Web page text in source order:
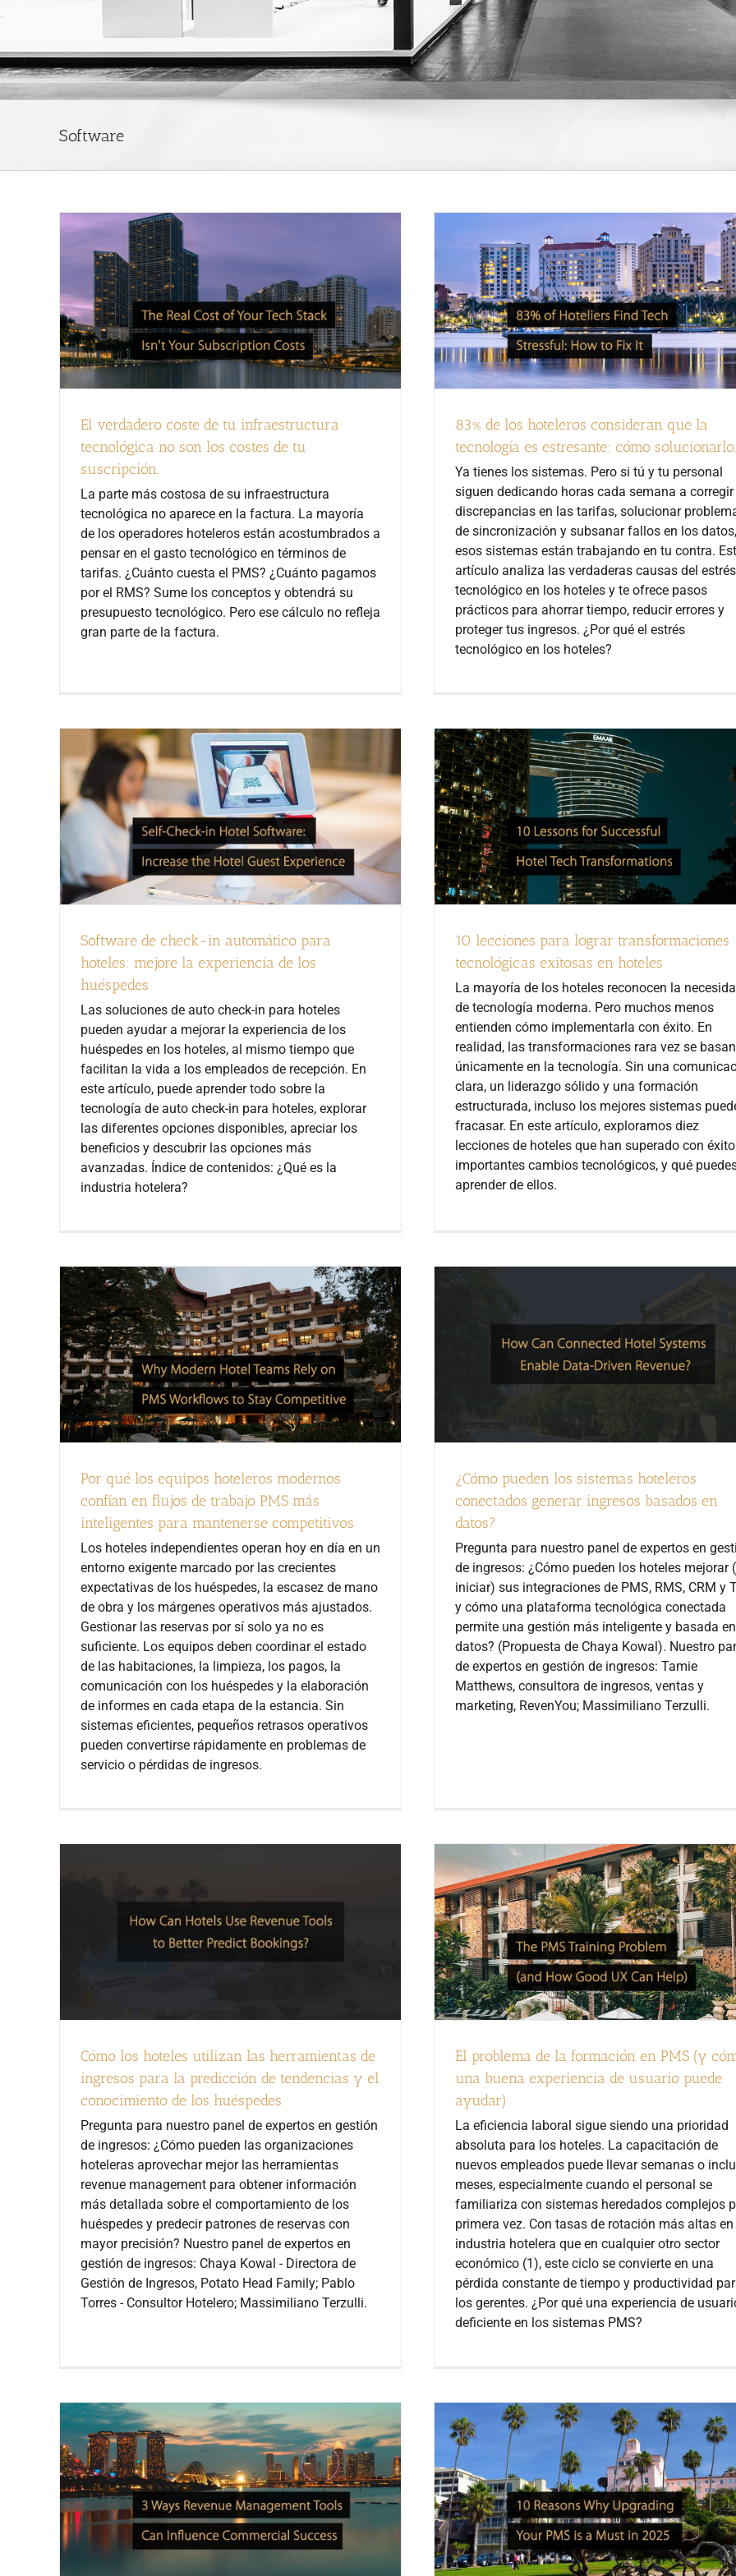
Software
El verdadero coste de tu infraestructura
tecnológica no son los costes de tu
suscripción.
La parte más costosa de su infraestructura
tecnológica no aparece en la factura. La mayoría
de los operadores hoteleros están acostumbrados a
pensar en el gasto tecnológico en términos de
tarifas. ¿Cuánto cuesta el PMS? ¿Cuánto pagamos
por el RMS? Sume los conceptos y obtendrá su
presupuesto tecnológico. Pero ese cálculo no refleja
gran parte de la factura.
83% de los hoteleros consideran que la
tecnología es estresante: cómo solucionarlo.
Ya tienes los sistemas. Pero si tú y tu personal
siguen dedicando horas cada semana a corregir
discrepancias en las tarifas, solucionar
de sincronización y subsanar fallos en los datos,
esos sistemas están trabajando en tu contra.
artículo analiza las verdaderas causas del estrés
tecnológico en los hoteles y te ofrece pasos
prácticos para ahorrar tiempo, reducir errores y
proteger tus ingresos. ¿Por qué el estrés
tecnológico en los hoteles?
Software de check-in automático para
hoteles: mejore la experiencia de los
huéspedes
Las soluciones de auto check-in para hoteles
pueden ayudar a mejorar la experiencia de los
huéspedes en los hoteles, al mismo tiempo que
facilitan la vida a los empleados de recepción. En
este artículo, puede aprender todo sobre la
tecnología de auto check-in para hoteles, explorar
las diferentes opciones disponibles, apreciar los
beneficios y descubrir las opciones más
avanzadas. Índice de contenidos: ¿Qué es la
industria hotelera?
10 lecciones para lograr transformaciones
tecnológicas exitosas en hoteles
La mayoría de los hoteles reconocen la
de tecnología moderna. Pero muchos menos
entienden cómo implementarla con éxito. En
realidad, las transformaciones rara vez se basan
únicamente en la tecnología. Sin una
clara, un liderazgo sólido y una formación
estructurada, incluso los mejores sistemas
fracasar. En este artículo, exploramos diez
lecciones de hoteles que han superado con éxito
importantes cambios tecnológicos, y qué
aprender de ellos.
Por qué los equipos hoteleros modernos
confían en flujos de trabajo PMS más
inteligentes para mantenerse competitivos
Los hoteles independientes operan hoy en día en un
entorno exigente marcado por las crecientes
expectativas de los huéspedes, la escasez de mano
de obra y los márgenes operativos más ajustados.
Gestionar las reservas por sí solo ya no es
suficiente. Los equipos deben coordinar el estado
de las habitaciones, la limpieza, los pagos, la
comunicación con los huéspedes y la elaboración
de informes en cada etapa de la estancia. Sin
sistemas eficientes, pequeños retrasos operativos
pueden convertirse rápidamente en problemas de
servicio o pérdidas de ingresos.
¿Cómo pueden los sistemas hoteleros
conectados generar ingresos basados en
datos?
Pregunta para nuestro panel de expertos en
de ingresos: ¿Cómo pueden los hoteles mejorar
iniciar) sus integraciones de PMS, RMS, CRM y
y cómo una plataforma tecnológica conectada
permite una gestión más inteligente y basada en
datos? (Propuesta de Chaya Kowal). Nuestro
de expertos en gestión de ingresos: Tamie
Matthews, consultora de ingresos, ventas y
marketing, RevenYou; Massimiliano Terzulli.
Cómo los hoteles utilizan las herramientas de
ingresos para la predicción de tendencias y el
conocimiento de los huéspedes
Pregunta para nuestro panel de expertos en gestión
de ingresos: ¿Cómo pueden las organizaciones
hoteleras aprovechar mejor las herramientas
revenue management para obtener información
más detallada sobre el comportamiento de los
huéspedes y predecir patrones de reservas con
mayor precisión? Nuestro panel de expertos en
gestión de ingresos: Chaya Kowal - Directora de
Gestión de Ingresos, Potato Head Family; Pablo
Torres - Consultor Hotelero; Massimiliano Terzulli.
El problema de la formación en PMS (y
una buena experiencia de usuario puede
ayudar)
La eficiencia laboral sigue siendo una prioridad
absoluta para los hoteles. La capacitación de
nuevos empleados puede llevar semanas o
meses, especialmente cuando el personal se
familiariza con sistemas heredados complejos
primera vez. Con tasas de rotación más altas
industria hotelera que en cualquier otro sector
económico (1), este ciclo se convierte en una
pérdida constante de tiempo y productividad
los gerentes. ¿Por qué una experiencia de
deficiente en los sistemas PMS?